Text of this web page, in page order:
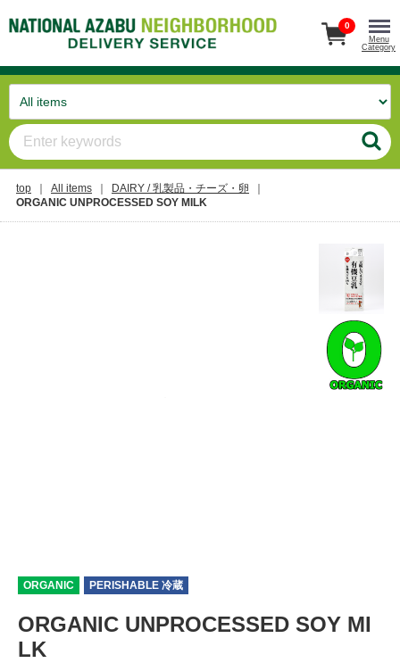
0
Menu
Category
top All items
DAIRY / 乳製品・チーズ・卵
ORGANIC UNPROCESSED SOY MILK
ORGANIC PERISHABLE 冷蔵
ORGANIC UNPROCESSED SOY MI
LK